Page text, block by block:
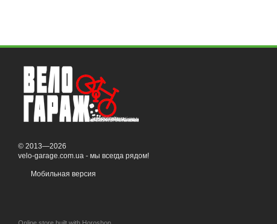
© 2013—2026
velo-garage.com.ua - мы всегда рядом!
Мобильная версия